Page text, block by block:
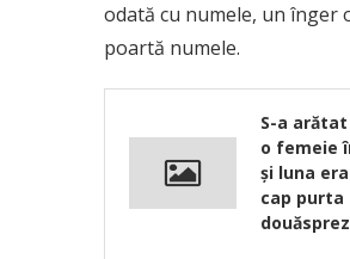
odată cu numele, un
poartă numele.
S-a
o femeie
şi luna
cap purta